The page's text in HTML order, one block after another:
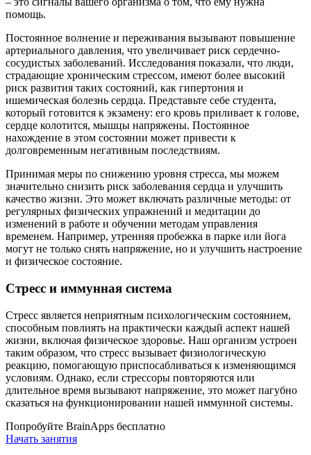
помощь.
Постоянное волнение и переживания вызывают повышение
артериального давления, что увеличивает риск сердечно-
сосудистых заболеваний. Исследования показали, что люди,
страдающие хроническим стрессом, имеют более высокий
риск развития таких состояний, как гипертония и
ишемическая болезнь сердца. Представьте себе студента,
который готовится к экзамену: его кровь приливает к голове,
сердце колотится, мышцы напряжены. Постоянное
нахождение в этом состоянии может привести к
долговременным негативным последствиям.
Принимая меры по снижению уровня стресса, мы можем
значительно снизить риск заболевания сердца и улучшить
качество жизни. Это может включать различные методы: от
регулярных физических упражнений и медитации до
изменений в работе и обучении методам управления
временем. Например, утренняя пробежка в парке или йога
могут не только снять напряжение, но и улучшить настроение
и физическое состояние.
Стресс и иммунная система
Стресс является неприятным психологическим состоянием,
способным повлиять на практически каждый аспект нашей
жизни, включая физическое здоровье. Наш организм устроен
таким образом, что стресс вызывает физиологическую
реакцию, помогающую приспосабливаться к изменяющимся
условиям. Однако, если стрессоры повторяются или
длительное время вызывают напряжение, это может пагубно
сказаться на функционировании нашей иммунной системы.
Попробуйте BrainApps бесплатно
Начать занятия